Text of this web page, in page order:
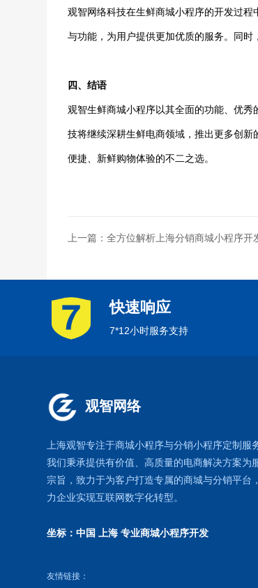
观智网络科技在生鲜商城小程序的开发过
与功能，为用户提供更加优质的服务。同时
四、结语
观智生鲜商城小程序以其全面的功能、优
技将继续深耕生鲜电商领域，推出更多创
便捷、新鲜购物体验的不二之选。
上一篇：全方位解析上海分销商城小程序开
快速响应
7*12小时服务支持
观智网络
上海观智专注于商城小程序与分销小程序定制 服
我们秉承提供有价值、高质量的电商解决方案为
宗旨，致力于为客户打造专属的商城与分销平台
力企业实现互联网数字化转型。
坐标：中国 上海专业商城小程序开发
友情链接：